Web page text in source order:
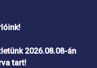
2026.08.08-án
tart!